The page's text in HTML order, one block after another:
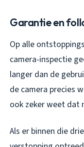
Garantie en
Op alle
camera-inspectie
langer dan de
de camera precies
ook zeker weet dat
Als er binnen die